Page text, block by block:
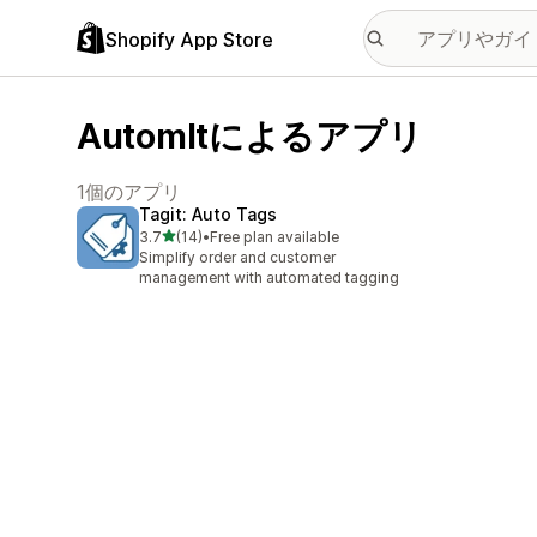
Shopify App Store
AutomItによるアプリ
1個のアプリ
Tagit: Auto Tags
3.75つ星中
(14)
合計レビュー数：14件
•Free plan available
Simplify order and customer
management with automated tagging